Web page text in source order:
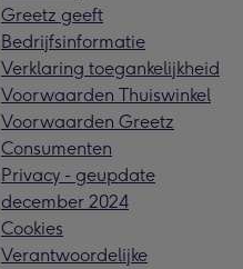
Greetz geeft
Bedrijfsinformatie
Verklaring toegankelijkheid
Voorwaarden Thuiswinkel
Voorwaarden Greetz
Consumenten
Privacy - geupdate
december 2024
Cookies
Verantwoordelijke